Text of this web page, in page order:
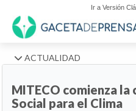
Ir a Versión
ACTUALIDAD
MITECO comienza la
Social para el Clima